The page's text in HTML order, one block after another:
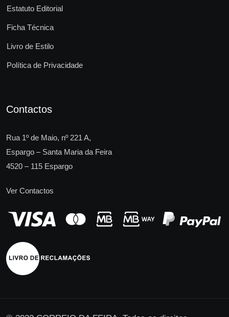
Estatuto Editorial
Ficha Técnica
Livro de Estilo
Política de Privacidade
Contactos
Rua 1º de Maio, nº 221 A,
Espargo – Santa Maria da Feira
4520 – 115 Espargo
Ver Contactos